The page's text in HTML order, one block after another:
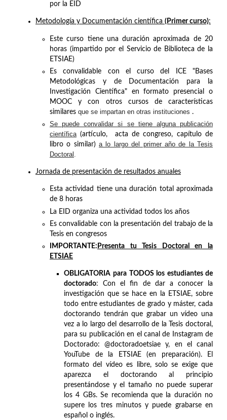
por la EID
Metodología y Documentación científica (Primer curso):
Este curso tiene una duración aproximada de 20
horas (impartido por el Servicio de Biblioteca de la
ETSIAE)
Es convalidable con el curso del ICE "Bases
Metodológicas y de Documentación para la
Investigación Científica" en formato presencial o
MOOC y con otros cursos de características
similares que se impartan en otras instituciones .
Se puede convalidar si se tiene alguna publicación
científica (artículo, acta de congreso, capítulo de
libro o similar)a lo largo del primer año de la Tesis
Doctoral
Jornada de presentación de resultados anuales
Esta actividad tiene una duración total aproximada
de 8 horas
La EID organiza una actividad todos los años
Es convalidable con la presentación del trabajo de la
Tesis en congresos
IMPORTANTE: Presenta tu Tesis Doctoral en la
ETSIAE
OBLIGATORIA para TODOS los estudiantes de
doctorado: Con el fin de dar a conocer la
investigación que se hace en la ETSIAE, sobre
todo entre estudiantes de grado y máster, cada
doctorando tendrán que grabar un vídeo una
vez a lo largo del desarrollo de la Tesis doctoral,
para su publicación en el canal de Instagram de
Doctorado: @doctoradoetsiae y, en el canal
YouTube de la ETSIAE (en preparación). El
formato del vídeo es libre, solo se exige que
aparezca el doctorando al principio
presentándose y el tamaño no puede superar
los 4 GBs. Se recomienda que la duración no
supere los tres minutos y puede grabarse en
español o inglés.